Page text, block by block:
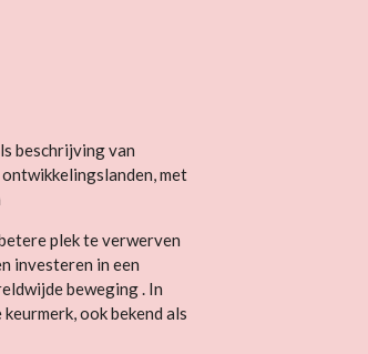
beschrijving van
ontwikkelingslanden, met
plek te verwerven
investeren in een
beweging . In
ook bekend als